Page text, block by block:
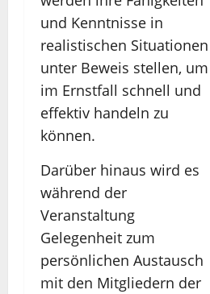
und Kenntnisse in
realistischen Situationen
unter Beweis stellen, um
im Ernstfall schnell und
effektiv handeln zu
können.
Darüber hinaus wird es
während der
Veranstaltung
Gelegenheit zum
persönlichen Austausch
mit den Mitgliedern der